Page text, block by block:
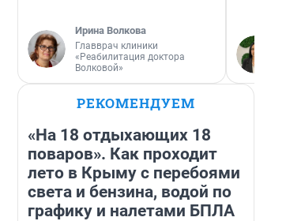
Ирина Волкова
Главврач клиники
«Реабилитация доктора
Волковой»
РЕКОМЕНДУЕМ
«На 18 отдыхающих 18
поваров». Как проходит
лето в Крыму с перебоями
света и бензина, водой по
графику и налетами БПЛА